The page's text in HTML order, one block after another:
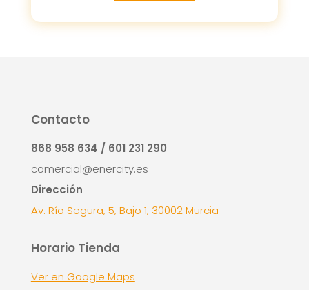
Contacto
868 958 634 / 601 231 290
comercial@enercity.es
Dirección
Av. Río Segura, 5, Bajo 1, 30002 Murcia
Horario Tienda
Ver en Google Maps